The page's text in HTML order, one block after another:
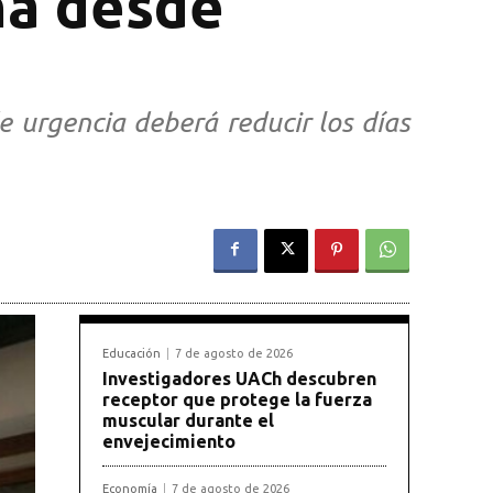
urgencia deberá reducir los días
Educación 7 de agosto de 2026
Investigadores UACh descubren
receptor que protege la fuerza
muscular durante el
envejecimiento
Economía 7 de agosto de 2026